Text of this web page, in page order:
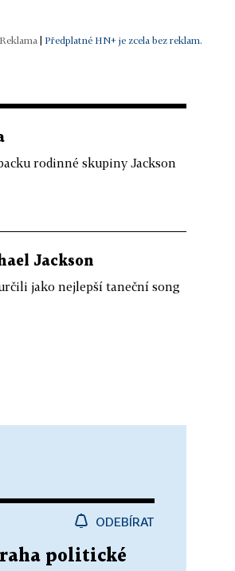
Předplatné HN+ je zcela bez reklam.
rodinné skupiny Jackson
Jackson
jako nejlepší taneční song
ODEBÍRAT
politické